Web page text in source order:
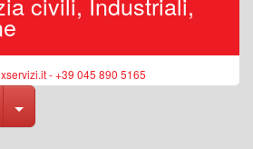
- +39 045 890 5165
Toggle Dropdown